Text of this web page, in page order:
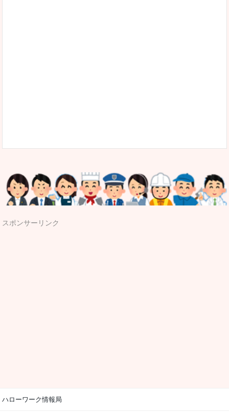
スポンサーリンク
ハローワーク情報局